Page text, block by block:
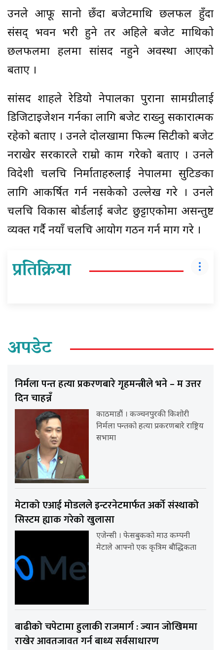
उनले आफू सानो छँदा बजेटमाथि छलफल हुँदा
संसद् भवन भरी हुने तर अहिले बजेट माथिको
छलफलमा हलमा सांसद नहुने अवस्था आएको
बताए ।
सांसद शाहले रेडियो नेपालका पुराना सामग्रीलाई
डिजिटाइजेशन गर्नका लागि बजेट राख्नु सकारात्मक
रहेको बताए । उनले दोलखामा फिल्म सिटीको बजेट
नराखेर सरकारले राम्रो काम गरेको बताए । उनले
विदेशी चलचित्र निर्माताहरुलाई नेपालमा सुटिङका
लागि आकर्षित गर्न नसकेको उल्लेख गरे । उनले
चलचित्र विकास बोर्डलाई बजेट छुट्टाएकोमा असन्तुष्ट
व्यक्त गर्दै नयाँ चलचित्र आयोग गठन गर्न माग गरे ।
प्रतिक्रिया
अपडेट
निर्मला पन्त हत्या प्रकरणबारे गृहमन्त्रीले भने – म उत्तर
दिन चाहन्नँ
काठमाडौं । कञ्चनपुरकी किशोरी
निर्मला पन्तको हत्या प्रकरणबारे राष्ट्रिय
सभामा
मेटाको एआई मोडलले इन्टरनेटमार्फत अर्को संस्थाको
सिस्टम ह्याक गरेको खुलासा
एजेन्सी । फेसबुकको माउ कम्पनी
मेटाले आफ्नो एक कृत्रिम बौद्धिकता
बाढीको चपेटामा हुलाकी राजमार्ग : ज्यान जोखिममा
राखेर आवतजावत गर्न बाध्य सर्वसाधारण